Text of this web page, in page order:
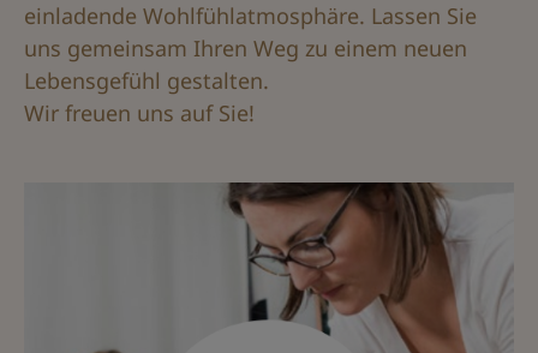
einladende Wohlfühlatmosphäre. Lassen Sie
uns gemeinsam Ihren Weg zu einem neuen
Lebensgefühl gestalten.
Wir freuen uns auf Sie!